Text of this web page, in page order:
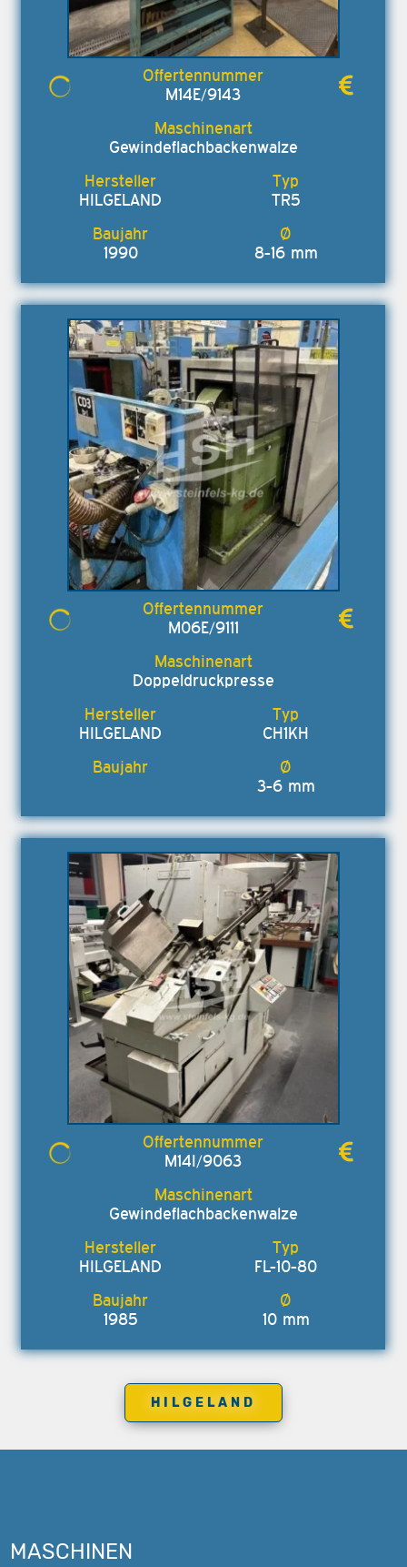
M14E/9143
Gewindeflachbackenwalze
HILGELAND TR5
1990 8-16 mm
M06E/9111
Doppeldruckpresse
HILGELAND CH1KH
3-6 mm
M14I/9063
Gewindeflachbackenwalze
HILGELAND FL-10-80
1985 10 mm
HILGELAND
MASCHINEN